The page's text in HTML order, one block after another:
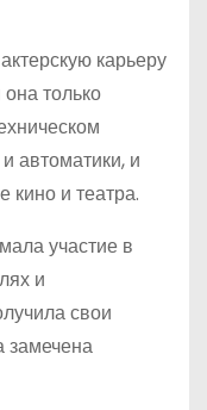
карьеру
только
автоматики, и
кино и театра.
участие в
и
свои
замечена